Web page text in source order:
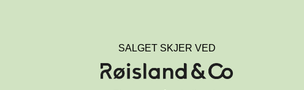
SALGET SKJER VED